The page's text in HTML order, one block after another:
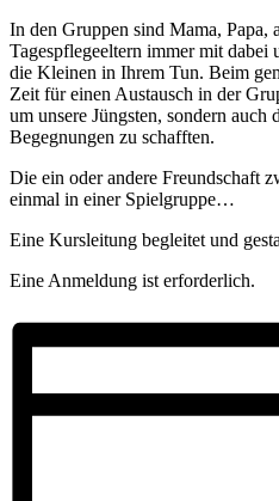
In den Gruppen sind Mama, Papa,
Tagespflegeeltern immer mit dabei
die Kleinen in Ihrem Tun. Beim
Zeit für einen Austausch in der
um unsere Jüngsten, sondern auch
Begegnungen zu schafften.
Die ein oder andere Freundschaft
einmal in einer Spielgruppe…
Eine Kursleitung begleitet und
Eine Anmeldung ist erforderlich.